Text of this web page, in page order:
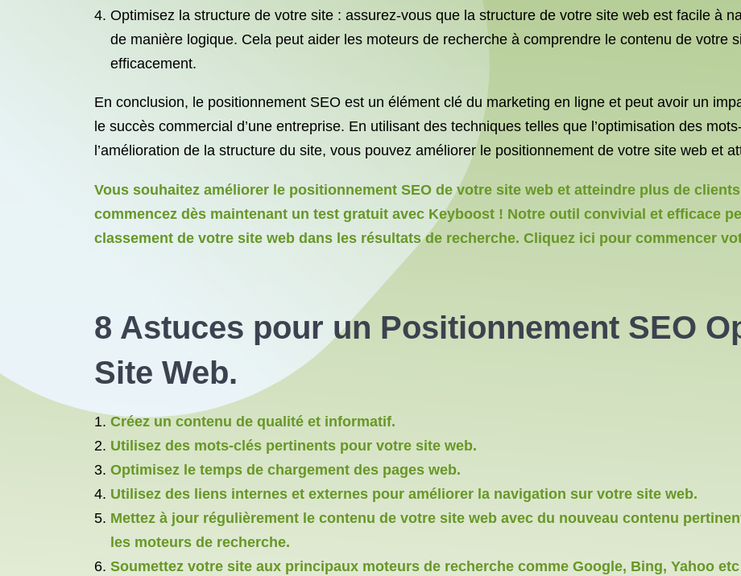
Optimisez la structure de votre site : assurez-vous que la structure de votre site web est facile à
de manière logique. Cela peut aider les moteurs de recherche à comprendre le contenu de votre
efficacement.
En conclusion, le positionnement SEO est un élément clé du marketing en ligne et peut avoir un
le succès commercial d’une entreprise. En utilisant des techniques telles que l’optimisation des
l’amélioration de la structure du site, vous pouvez améliorer le positionnement de votre site web et
Vous souhaitez améliorer le positionnement SEO de votre site web et atteindre plus de
commencez dès maintenant un test gratuit avec Keyboost ! Notre outil convivial et efficace
classement de votre site web dans les résultats de recherche. Cliquez ici pour commencer
8 Astuces pour un Positionnement SEO
Site Web.
Créez un contenu de qualité et informatif.
Utilisez des mots-clés pertinents pour votre site web.
Optimisez le temps de chargement des pages web.
Utilisez des liens internes et externes pour améliorer la navigation sur votre site web.
Mettez à jour régulièrement le contenu de votre site web avec du nouveau contenu
les moteurs de recherche.
Soumettez votre site aux principaux moteurs de recherche comme Google, Bing, Yahoo